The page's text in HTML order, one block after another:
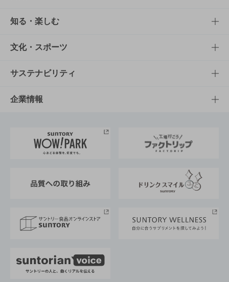
商品TOP
商品一覧
商品発売情報
栄養成分一覧
知る・楽しむ
知る・楽しむTOP
キャンペーン
工場見学
地域情報
文化・スポーツ
文化・スポーツTOP
サントリーホール
サントリーサンバーズ大阪
サステナビリティ
サステナビリティTOP
サントリーが考えるサステナビリティ経営
企業情報
企業概要
採用情報